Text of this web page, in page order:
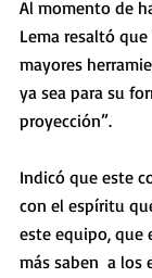
Al momento de
Lema resaltó
mayores
ya sea para su
proyección”.
Indicó que este
con el espíritu
este equipo, que
más saben  a los